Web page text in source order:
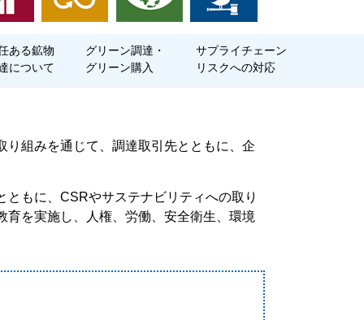
ある鉱物
について
グリーン調達・
グリーン購入
サプライチェーン
リスクへの対応
組みを通じて、調達取引先とともに、企
もに、CSRやサステナビリティへの取り
を実施し、人権、労働、安全衛生、環境